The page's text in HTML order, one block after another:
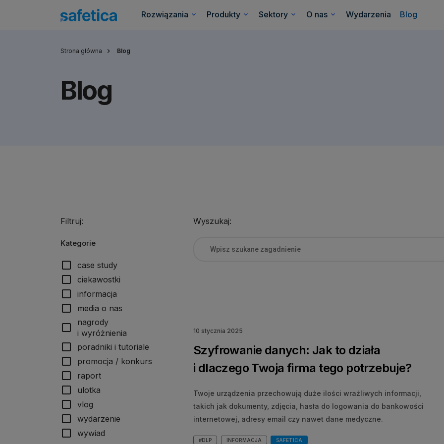
Rozwiązania Produkty Sektory O nas Wydarzenia Blog
Strona główna Blog
Blog
Filtruj:
Kategorie
check_box_outline_blank case study
check_box_outline_blank ciekawostki
check_box_outline_blank informacja
check_box_outline_blank media o nas
check_box_outline_blank
nagrody
i wyróżnienia
check_box_outline_blank poradniki i tutoriale
check_box_outline_blank promocja / konkurs
check_box_outline_blank raport
check_box_outline_blank ulotka
check_box_outline_blank vlog
check_box_outline_blank wydarzenie
check_box_outline_blank wywiad
Wyszukaj:
10 stycznia 2025
Szyfrowanie danych: Jak to działa
i dlaczego Twoja firma tego potrzebuje?
Twoje urządzenia przechowują duże ilości wrażliwych informacji,
takich jak dokumenty, zdjęcia, hasła do logowania do bankowości
internetowej, adresy email czy nawet dane medyczne.
#DLP INFORMACJA SAFETICA